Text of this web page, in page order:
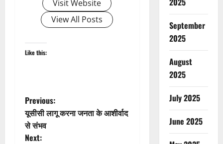
Visit Website
View All Posts
Like this:
P
o
Previous:
यूसीसी लागू करना जनता के आशीर्वाद
से संभव
Next:
September
2025
August
2025
July 2025
June 2025